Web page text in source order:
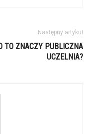
Następny artykuł
TO ZNACZY PUBLICZNA
UCZELNIA?